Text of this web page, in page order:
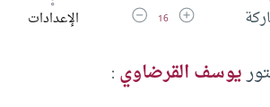
زيادة حجم الخط
16 تقليل حجم الخطالإعدادات
يوسف القرضاوي: